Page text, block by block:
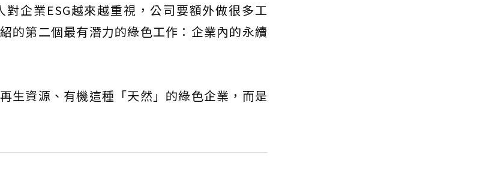
企業ESG越來越重視，公司要額外做很多工
的第二個最有潛力的綠色工作：企業內的永續
生資源、有機這種「天然」的綠色企業，而是